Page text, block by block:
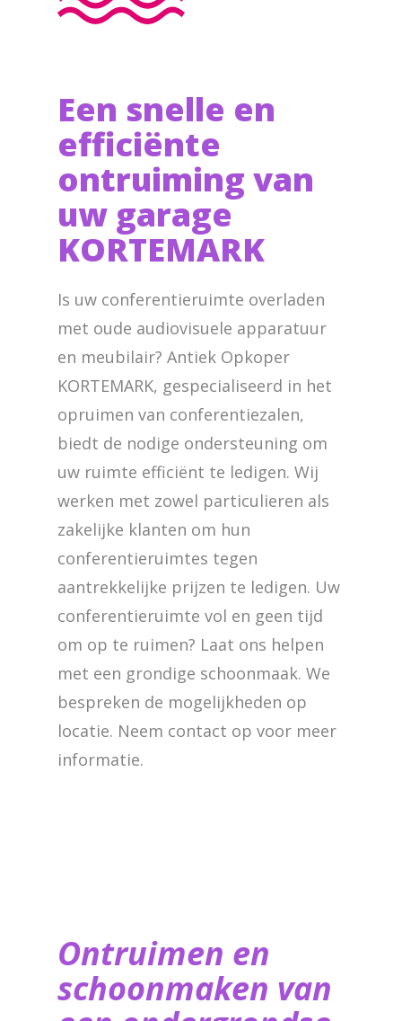
Een snelle en
efficiënte
ontruiming van
uw garage
KORTEMARK
Is uw conferentieruimte overladen
met oude audiovisuele apparatuur
en meubilair? Antiek Opkoper
KORTEMARK, gespecialiseerd in het
opruimen van conferentiezalen,
biedt de nodige ondersteuning om
uw ruimte efficiënt te ledigen. Wij
werken met zowel particulieren als
zakelijke klanten om hun
conferentieruimtes tegen
aantrekkelijke prijzen te ledigen. Uw
conferentieruimte vol en geen tijd
om op te ruimen? Laat ons helpen
met een grondige schoonmaak. We
bespreken de mogelijkheden op
locatie. Neem contact op voor meer
informatie.
Ontruimen en
schoonmaken van